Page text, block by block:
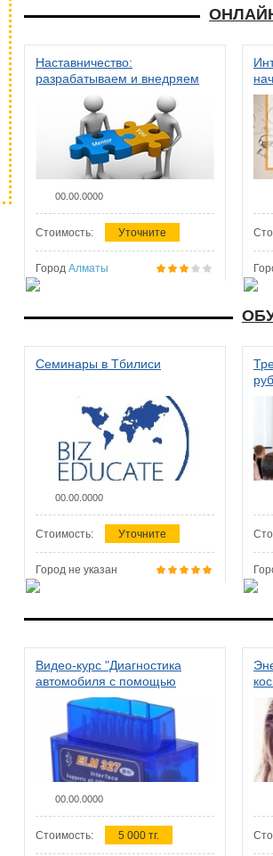
Наставничество:
разрабатываем и внедряем
систему наставничества в
организации
00.00.0000
Стоимость: Уточните
Город Алматы
Семинары в Тбилиси
00.00.0000
Стоимость: Уточните
Город не указан
Видео-курс "Диагностика
автомобиля с помощью
сканера ELM 327"
00.00.0000
Стоимость: 5 000 тг.